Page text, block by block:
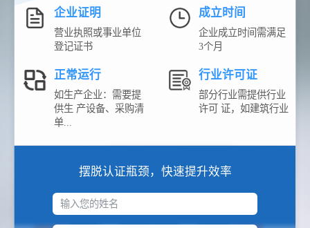
企业证明
营业执照或事业单位
登记证书
成立时间
企业成立时间需满足
3个月
正常运行
如生产企业：需要提
供生 产设备、采购清
单...
行业许可证
部分行业需提供行业
许可 证，如建筑行业
摆脱认证瓶颈，快速提升效率
输入您的姓名